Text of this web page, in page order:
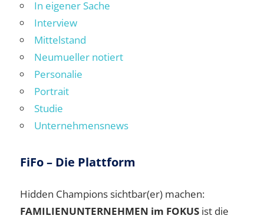
In eigener Sache
Interview
Mittelstand
Neumueller notiert
Personalie
Portrait
Studie
Unternehmensnews
FiFo – Die Plattform
Hidden Champions sichtbar(er) machen:
FAMILIENUNTERNEHMEN im FOKUS ist die